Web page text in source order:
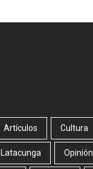
Artículos Cultura
Latacunga Opinión